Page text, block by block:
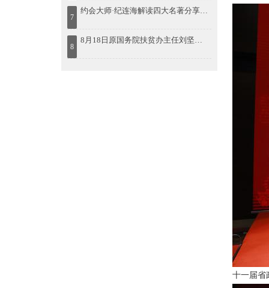
7
约会大师·纪连海解读四大名著分享会在济南想书坊举行
8
8月18日原国务院扶贫办主任刘坚出席“首届鄱阳湖农林产业创新发展高峰论坛”
十一届省